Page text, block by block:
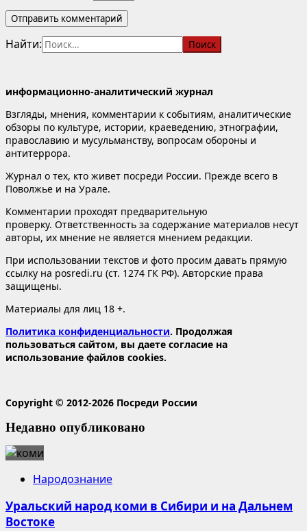
Найти:
информационно-аналитический журнал
Взгляды, мнения, комментарии к событиям, аналитические
обзоры по культуре, истории, краеведению, этнографии,
православию и мусульманству, вопросам обороны и
антитеррора.
Журнал о тех, кто живет посреди России. Прежде всего в
Поволжье и на Урале.
Комментарии проходят предварительную
проверку. Ответственность за содержание материалов несут
авторы, их мнение не является мнением редакции.
При использовании текстов и фото просим давать прямую
ссылку на posredi.ru (ст. 1274 ГК РФ). Авторские права
защищены.
Материалы для лиц 18 +.
Политика конфиденциальности. Продолжая
пользоваться сайтом, вы даете согласие на
использование файлов cookies.
Copyright © 2012-2026 Посреди России
Недавно опубликовано
Народознание
Уральский народ коми в Сибири и на Дальнем
Востоке